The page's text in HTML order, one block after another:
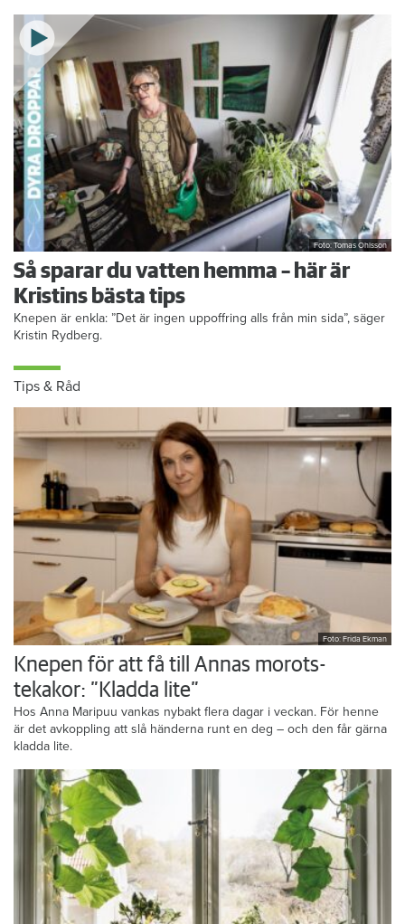
Foto: Tomas Ohlsson
Så sparar du vatten hemma – här är
Kristins bästa tips
Knepen är enkla: ”Det är ingen uppoffring alls från min sida”, säger
Kristin Rydberg.
Tips & Råd
Foto: Frida Ekman
Knepen för att få till Annas morots-
tekakor: ”Kladda lite”
Hos Anna Maripuu vankas nybakt flera dagar i veckan. För henne
är det avkoppling att slå händerna runt en deg – och den får gärna
kladda lite.